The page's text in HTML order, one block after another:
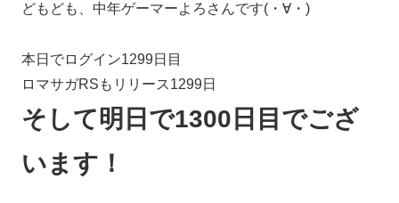
どもども、中年ゲーマーよろさんです(・∀・)
本日でログイン1299日目
ロマサガRSもリリース1299日
そして明日で1300日目でござ
います！